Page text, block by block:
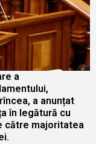
a
a anunțat
în legătură cu
către majoritatea